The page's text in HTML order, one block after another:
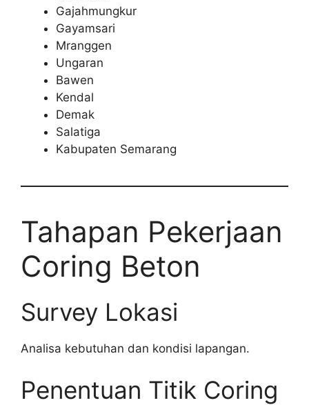
Gajahmungkur
Gayamsari
Mranggen
Ungaran
Bawen
Kendal
Demak
Salatiga
Kabupaten Semarang
Tahapan Pekerjaan
Coring Beton
Survey Lokasi
Analisa kebutuhan dan kondisi lapangan.
Penentuan Titik Coring